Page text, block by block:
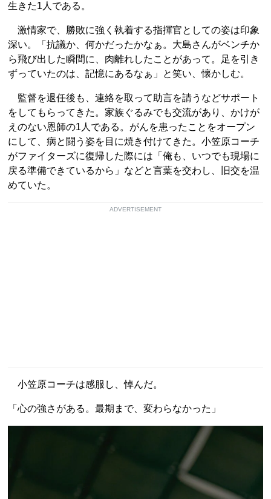
生きた1人である。
激情家で、勝敗に強く執着する指揮官としての姿は印象
深い。「抗議か、何かだったかなぁ。大島さんがベンチか
ら飛び出した瞬間に、肉離れしたことがあって。足を引き
ずっていたのは、記憶にあるなぁ」と笑い、懐かしむ。
監督を退任後も、連絡を取って助言を請うなどサポート
をしてもらってきた。家族ぐるみでも交流があり、かけが
えのない恩師の1人である。がんを患ったことをオープン
にして、病と闘う姿を目に焼き付けてきた。小笠原コーチ
がファイターズに復帰した際には「俺も、いつでも現場に
戻る準備できているから」などと言葉を交わし、旧交を温
めていた。
ADVERTISEMENT
小笠原コーチは感服し、悼んだ。
「心の強さがある。最期まで、変わらなかった」